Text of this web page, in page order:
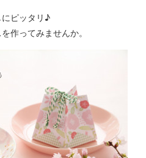
ピッタリ♪
作ってみませんか。